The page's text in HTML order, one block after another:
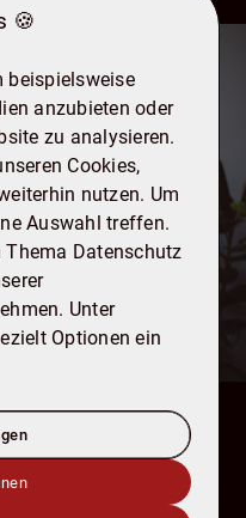
Jetzt
🍪
beispielsweise
anzubieten oder
zu analysieren.
Cookies,
nutzen. Um
Auswahl treffen.
Datenschutz
Unter
Optionen ein